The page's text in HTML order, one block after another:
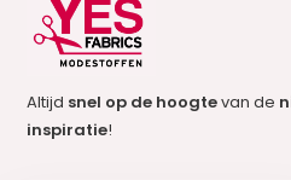
Altijd snel op de hoogtevan de
inspiratie!